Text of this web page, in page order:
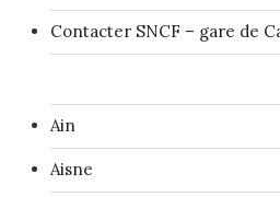
Contacter SNCF – gare de
Ain
Aisne